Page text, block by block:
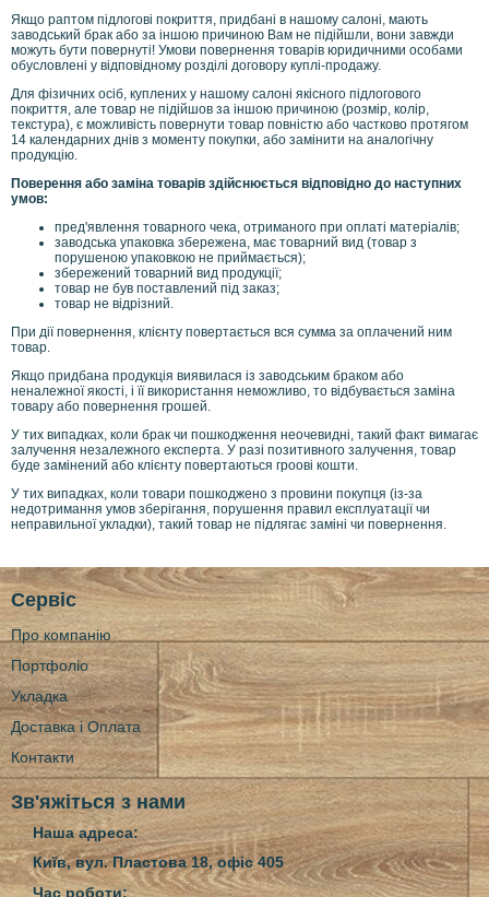
Якщо раптом підлогові покриття, придбані в нашому салоні, мають
заводський брак або за іншою причиною Вам не підійшли, вони завжди
можуть бути повернуті! Умови повернення товарів юридичними особами
обусловлені у відповідному розділі договору куплі-продажу.
Для фізичних осіб, куплених у нашому салоні якісного підлогового
покриття, але товар не підійшов за іншою причиною (розмір, колір,
текстура), є можливість повернути товар повністю або частково протягом
14 календарних днів з моменту покупки, або замінити на аналогічну
продукцію.
Поверення або заміна товарів здійснюється відповідно до наступних
умов:
пред'явлення товарного чека, отриманого при оплаті матеріалів;
заводська упаковка збережена, має товарний вид (товар з
порушеною упаковкою не приймається);
збережений товарний вид продукції;
товар не був поставлений під заказ;
товар не відрізний.
При дії повернення, клієнту повертається вся сумма за оплачений ним
товар.
Якщо придбана продукція виявилася із заводським браком або
неналежної якості, і її використання неможливо, то відбувається заміна
товару або повернення грошей.
У тих випадках, коли брак чи пошкодження неочевидні, такий факт вимагає
залучення незалежного експерта. У разі позитивного залучення, товар
буде замінений або клієнту повертаються гроові кошти.
У тих випадках, коли товари пошкоджено з провини покупця (із-за
недотримання умов зберігання, порушення правил експлуатації чи
неправильної укладки), такий товар не підлягає заміні чи повернення.
Сервіс
Про компанію
Портфоліо
Укладка
Доставка і Оплата
Контакти
Зв'яжіться з нами
Наша адреса:
Київ, вул. Пластова 18, офіс 405
Час роботи: